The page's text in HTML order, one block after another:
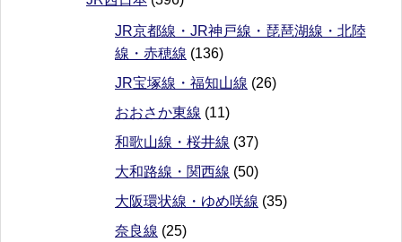
JR京都線・JR神戸線・琵琶湖線・北陸
線・赤穂線 (136)
JR宝塚線・福知山線 (26)
おおさか東線 (11)
和歌山線・桜井線 (37)
大和路線・関西線 (50)
大阪環状線・ゆめ咲線 (35)
奈良線 (25)